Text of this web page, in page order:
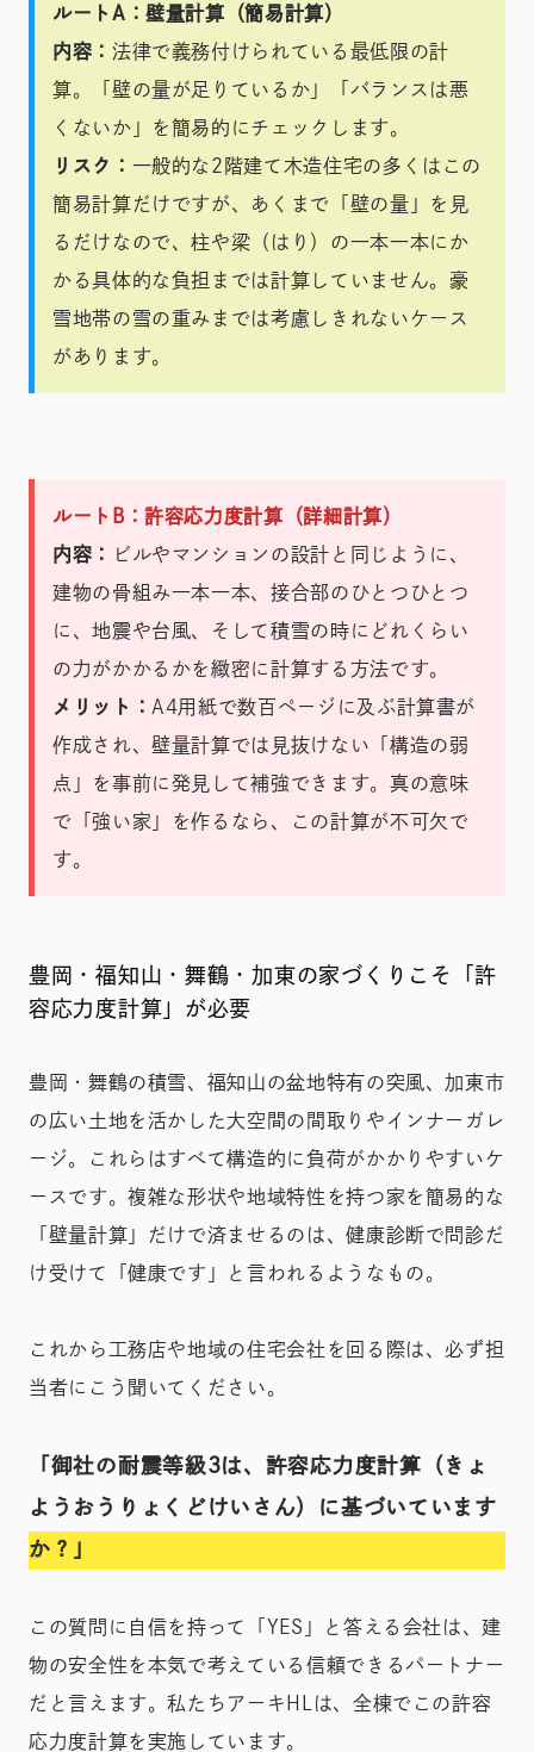
ルートA：壁量計算（簡易計算）
内容： 法律で義務付けられている最低限の計
算。「壁の量が足りているか」「バランスは悪
くないか」を簡易的にチェックします。
リスク： 一般的な2階建て木造住宅の多くはこの
簡易計算だけですが、あくまで「壁の量」を見
るだけなので、柱や梁（はり）の一本一本にか
かる具体的な負担までは計算していません。豪
雪地帯の雪の重みまでは考慮しきれないケース
があります。
ルートB：許容応力度計算（詳細計算）
内容：
ビルやマンションの設計と同じように、
建物の骨組み一本一本、接合部のひとつひとつ
に、地震や台風、そして積雪の時にどれくらい
の力がかかるかを緻密に計算する方法です。
メリット： A4用紙で数百ページに及ぶ計算書が
作成され、壁量計算では見抜けない「構造の弱
点」を事前に発見して補強できます。真の意味
で「強い家」を作るなら、この計算が不可欠で
す。
豊岡・福知山・舞鶴・加東の家づくりこそ「許
容応力度計算」が必要
豊岡・舞鶴の積雪、福知山の盆地特有の突風、加東市
の広い土地を活かした大空間の間取りやインナーガレ
ージ。これらはすべて構造的に負荷がかかりやすいケ
ースです。複雑な形状や地域特性を持つ家を簡易的な
「壁量計算」だけで済ませるのは、健康診断で問診だ
け受けて「健康です」と言われるようなもの。
これから工務店や地域の住宅会社を回る際は、必ず担
当者にこう聞いてください。
「御社の耐震等級3は、許容応力度計算（きょ
ようおうりょくどけいさん）に基づいています
か？」
この質問に自信を持って「YES」と答える会社は、建
物の安全性を本気で考えている信頼できるパートナー
だと言えます。私たちアーキHLは、全棟でこの許容
応力度計算を実施しています。